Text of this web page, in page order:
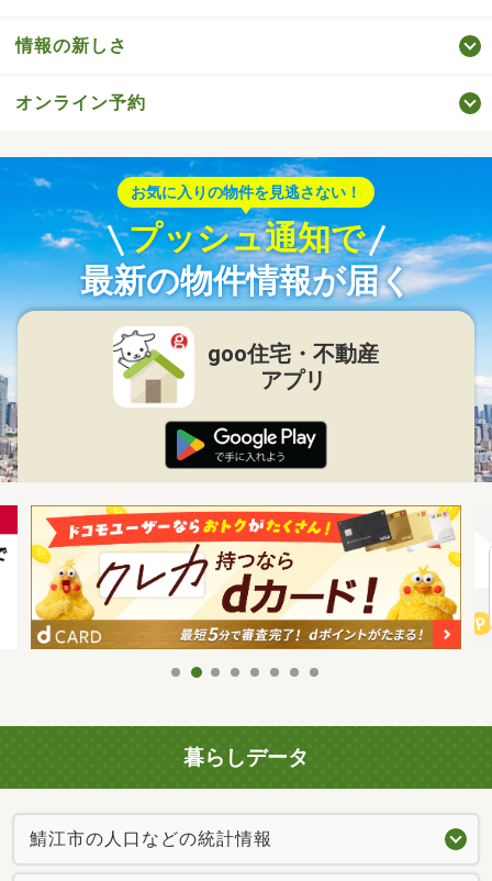
情報の新しさ
オンライン予約
お気に入りの物件を見逃さない！
プッシュ通知で
最新の物件情報が届く
goo住宅・不動産
アプリ
暮らしデータ
鯖江市の人口などの統計情報